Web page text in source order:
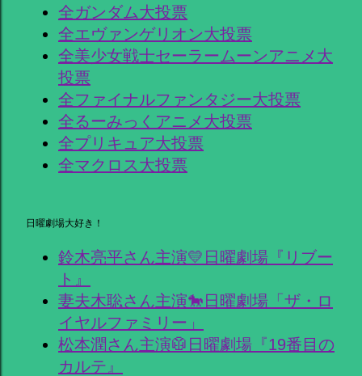
全ガンダム大投票
全エヴァンゲリオン大投票
全美少女戦士セーラームーンアニメ大
投票
全ファイナルファンタジー大投票
全るーみっくアニメ大投票
全プリキュア大投票
全マクロス大投票
日曜劇場大好き！
鈴木亮平さん主演💛日曜劇場『リブー
ト』
妻夫木聡さん主演🐎日曜劇場「ザ・ロ
イヤルファミリー」
松本潤さん主演🥼日曜劇場『19番目の
カルテ』